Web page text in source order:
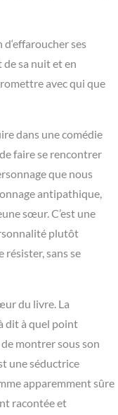
ses
de sa nuit et en
avec qui que
dans une comédie
faire se rencontrer
que nous
antipathique,
sœur. C’est une
plutôt
sans se
du livre. La
dit à quel point
montrer sous son
une séductrice
apparemment sûre
racontée et